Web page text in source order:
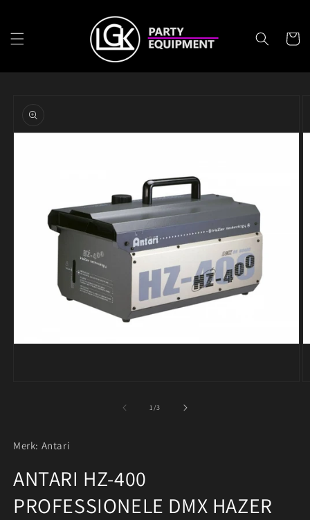
Cart
information
1/of
3
Merk: Antari
ANTARI HZ-400
PROFESSIONELE DMX HAZER